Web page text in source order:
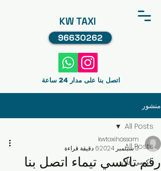
KW TAXI
96630262
اتصل بنا على مدار 24 ساعة
منشور
All Posts
تاكسي فان
All Posts
رقم تاكسي تيماء اتصل بنا
kwtaxihossam
3 سبتمبر 2024
6 دقيقة قراءة